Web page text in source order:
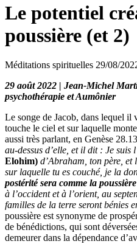
Le potentiel
poussière (et 2)
Méditations spirituelles 29/08/
29 août 2022 | Jean-Michel
psychothérapie et Aumônier
Le songe de Jacob, dans lequel il
touche le ciel et sur laquelle
aussi très parlant, en Genèse
au-dessus d’elle, et il dit : Je suis
Elohim) d’Abraham, ton père, et
sur laquelle tu es couché, je la
postérité sera comme la poussière
à l’occident et à l’orient, au
familles de la terre seront bénies
poussière est synonyme de
de bénédictions, qui sont
demeurer dans la dépendance